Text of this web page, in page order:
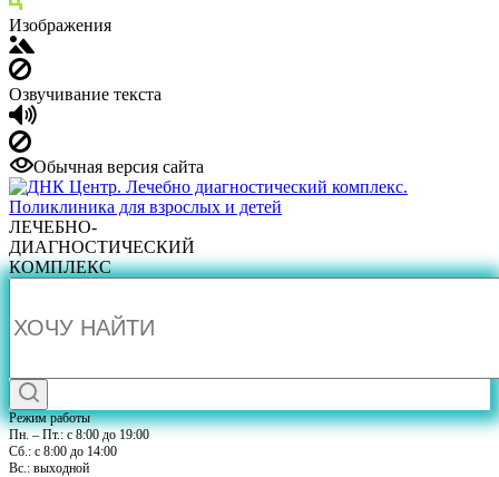
Изображения
Озвучивание текста
Обычная версия сайта
ЛЕЧЕБНО-
ДИАГНОСТИЧЕСКИЙ
КОМПЛЕКС
Режим работы
Пн. – Пт.: с 8:00 до 19:00
Сб.: с 8:00 до 14:00
Вс.: выходной